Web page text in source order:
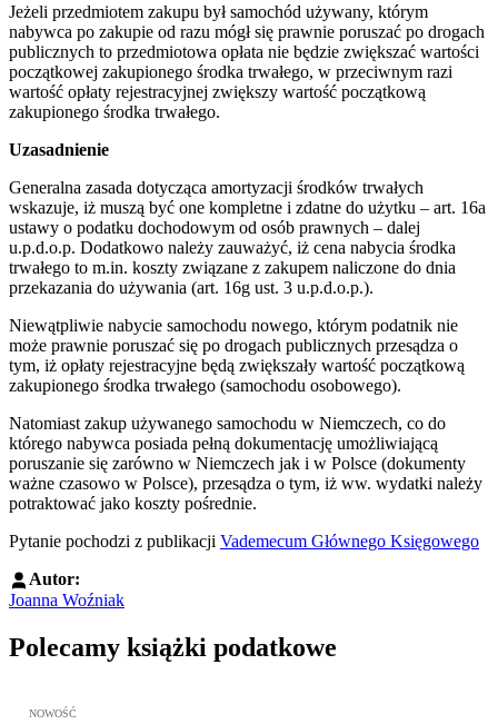
Jeżeli przedmiotem zakupu był samochód używany, którym
nabywca po zakupie od razu mógł się prawnie poruszać po drogach
publicznych to przedmiotowa opłata nie będzie zwiększać wartości
początkowej zakupionego środka trwałego, w przeciwnym razi
wartość opłaty rejestracyjnej zwiększy wartość początkową
zakupionego środka trwałego.
Uzasadnienie
Generalna zasada dotycząca amortyzacji środków trwałych
wskazuje, iż muszą być one kompletne i zdatne do użytku – art. 16a
ustawy o podatku dochodowym od osób prawnych – dalej
u.p.d.o.p. Dodatkowo należy zauważyć, iż cena nabycia środka
trwałego to m.in. koszty związane z zakupem naliczone do dnia
przekazania do używania (art. 16g ust. 3 u.p.d.o.p.).
Niewątpliwie nabycie samochodu nowego, którym podatnik nie
może prawnie poruszać się po drogach publicznych przesądza o
tym, iż opłaty rejestracyjne będą zwiększały wartość początkową
zakupionego środka trwałego (samochodu osobowego).
Natomiast zakup używanego samochodu w Niemczech, co do
którego nabywca posiada pełną dokumentację umożliwiającą
poruszanie się zarówno w Niemczech jak i w Polsce (dokumenty
ważne czasowo w Polsce), przesądza o tym, iż ww. wydatki należy
potraktować jako koszty pośrednie.
Pytanie pochodzi z publikacji Vademecum Głównego Księgowego
Autor:
Joanna Woźniak
Polecamy książki podatkowe
Przejdź do: JPK_VAT krok po kroku ebook, Patrycja Kubiesa -
NOWOŚĆ